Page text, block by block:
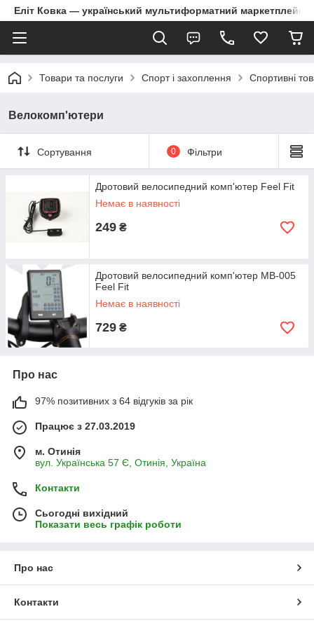
Еліт Ковка — український мультиформатний маркетплейс
Товари та послуги Спорт і захоплення Спортивні
Велокомп'ютери
Сортування 0 Фільтри
Дротовий велосипедний комп'ютер Feel Fit
Немає в наявності
249 ₴
Дротовий велосипедний комп'ютер MB-005
Feel Fit
Немає в наявності
729 ₴
Про нас
97% позитивних з 64 відгуків за рік
Працює з 27.03.2019
м. Отинія
вул. Українська 57 Є, Отинія, Україна
Контакти
Сьогодні вихідний
Показати весь графік роботи
Про нас
Контакти